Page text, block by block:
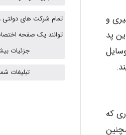
و
پد
به طوری که
تمام شرکت های
توانند یک صفحه
جزئیات
تبلیغات